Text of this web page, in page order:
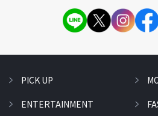
PICK UP
ENTERTAINMENT